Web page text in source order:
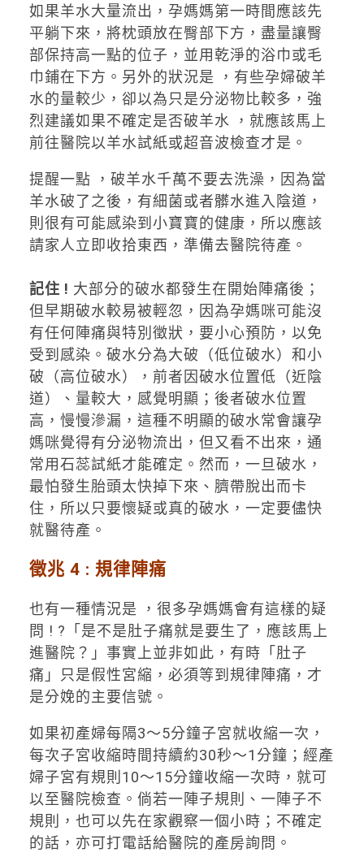
如果羊水大量流出，孕媽媽第一時間應該先
平躺下來，將枕頭放在臀部下方，盡量讓臀
部保持高一點的位子，並用乾淨的浴巾或毛
巾鋪在下方。另外的狀況是 ，有些孕婦破羊
水的量較少，卻以為只是分泌物比較多，強
烈建議如果不確定是否破羊水 ，就應該馬上
前往醫院以羊水試紙或超音波檢查才是。
提醒一點 ，破羊水千萬不要去洗澡，因為當
羊水破了之後，有細菌或者髒水進入陰道，
則很有可能感染到小寶寶的健康，所以應該
請家人立即收拾東西，準備去醫院待產。
記住 ! 大部分的破水都發生在開始陣痛後；
但早期破水較易被輕忽，因為孕媽咪可能沒
有任何陣痛與特別徵狀，要小心預防，以免
受到感染。破水分為大破（低位破水）和小
破（高位破水），前者因破水位置低（近陰
道）、量較大，感覺明顯；後者破水位置
高，慢慢滲漏，這種不明顯的破水常會讓孕
媽咪覺得有分泌物流出，但又看不出來，通
常用石蕊試紙才能確定。然而，一旦破水，
最怕發生胎頭太快掉下來、臍帶脫出而卡
住，所以只要懷疑或真的破水，一定要儘快
就醫待產。
徵兆 4 : 規律陣痛
也有一種情況是 ，很多孕媽媽會有這樣的疑
問 ! ?「是不是肚子痛就是要生了，應該馬上
進醫院？」事實上並非如此，有時「肚子
痛」只是假性宮縮，必須等到規律陣痛，才
是分娩的主要信號。
如果初產婦每隔3～5分鐘子宮就收縮一次，
每次子宮收縮時間持續約30秒～1分鐘；經產
婦子宮有規則10～15分鐘收縮一次時，就可
以至醫院檢查。倘若一陣子規則、一陣子不
規則，也可以先在家觀察一個小時；不確定
的話，亦可打電話給醫院的產房詢問。